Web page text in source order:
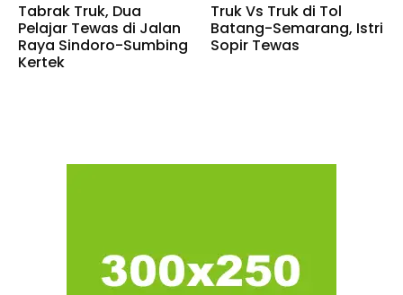
Tabrak Truk, Dua
Pelajar Tewas di Jalan
Raya Sindoro-Sumbing
Kertek
Truk Vs Truk di Tol
Batang-Semarang, Istri
Sopir Tewas